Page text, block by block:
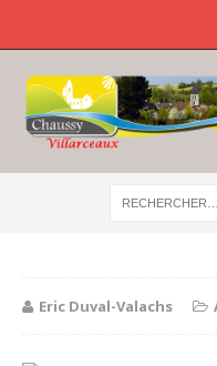
Eric Duval-Valachs